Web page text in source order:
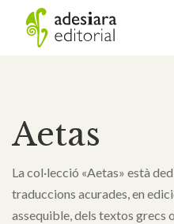
Aetas
La col·lecció «Aetas» està
traduccions acurades, en
assequible, dels textos grecs